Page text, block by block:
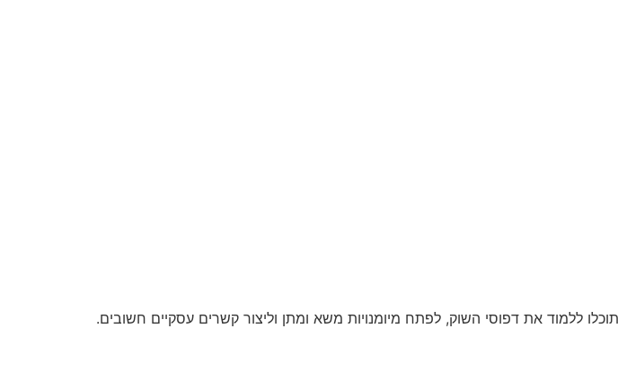
ללמוד את דפוסי השוק, לפתח מיומנויות משא ומתן וליצור קשרים עסקיים חשובים.